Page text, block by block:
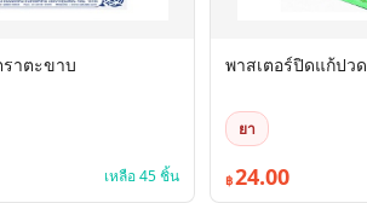
ราตะขาบ
เหลือ 45 ชิ้น
พาสเตอร์ปิดแก้ปวด
ยา
฿24.00